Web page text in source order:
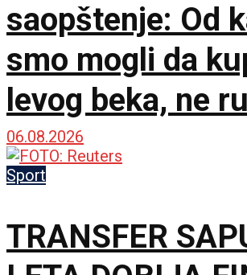
saopštenje: Od
smo mogli da
levog beka, ne
sopstveni klub!
06.08.2026
Sport
TRANSFER